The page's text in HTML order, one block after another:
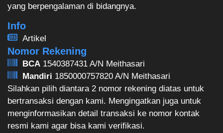
yang berpengalaman di bidangnya.
Info
Artikel
Nomor Rekening
BCA 1540387431 A/N Meithasari
Mandiri 1850000757820 A/N Meithasari
Silahkan pilih diantara 2 nomor rekening diatas untuk
bertransaksi dengan kami. Mengingatkan juga untuk
menginformasikan detail transaksi ke nomor kontak
resmi kami agar bisa kami verifikasi.